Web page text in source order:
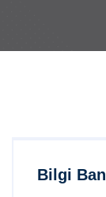
Bilgi